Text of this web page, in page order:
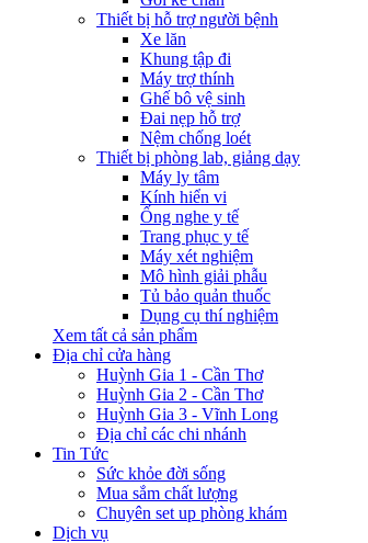
Thiết bị hỗ trợ người bệnh
Xe lăn
Khung tập đi
Máy trợ thính
Ghế bô vệ sinh
Đai nẹp hỗ trợ
Nệm chống loét
Thiết bị phòng lab, giảng dạy
Máy ly tâm
Kính hiển vi
Ống nghe y tế
Trang phục y tế
Máy xét nghiệm
Mô hình giải phẫu
Tủ bảo quản thuốc
Dụng cụ thí nghiệm
Xem tất cả sản phẩm
Địa chỉ cửa hàng
Huỳnh Gia 1 - Cần Thơ
Huỳnh Gia 2 - Cần Thơ
Huỳnh Gia 3 - Vĩnh Long
Địa chỉ các chi nhánh
Tin Tức
Sức khỏe đời sống
Mua sắm chất lượng
Chuyên set up phòng khám
Dịch vụ